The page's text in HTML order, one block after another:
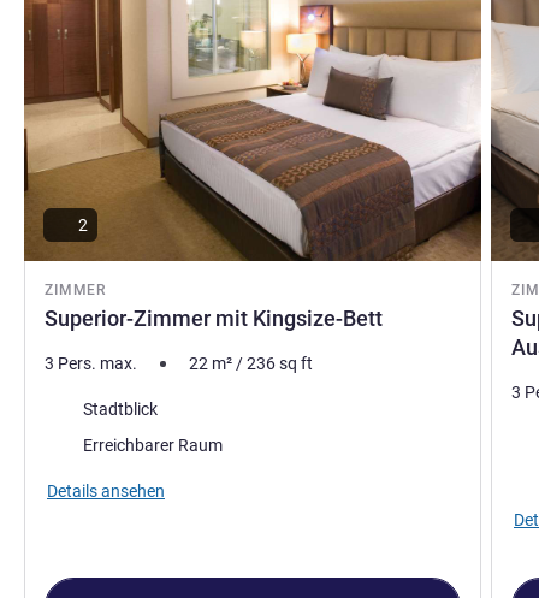
ZIMMER
Superior-Zimmer mit Kingsize-Bett
2
3 Pers. max. 22 m²/236sq ft
Aussicht:Stadtblick
Erreichbarer Raum
Details ansehen
3